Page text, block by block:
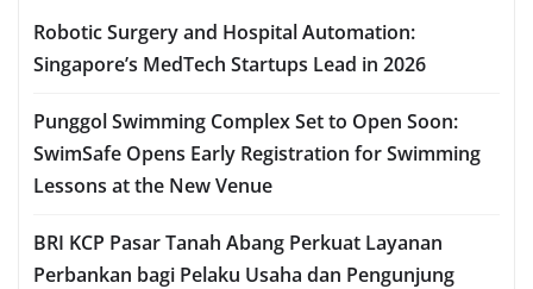
Robotic Surgery and Hospital Automation:
Singapore’s MedTech Startups Lead in 2026
Punggol Swimming Complex Set to Open Soon:
SwimSafe Opens Early Registration for Swimming
Lessons at the New Venue
BRI KCP Pasar Tanah Abang Perkuat Layanan
Perbankan bagi Pelaku Usaha dan Pengunjung